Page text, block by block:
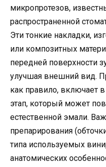
микропротезов,
распространенной
Эти тонкие накладки,
или композитных
передней поверхности
улучшая внешний вид.
как правило, включает
этап, который может
естественной эмали.
препарирования
типа используемых
анатомических